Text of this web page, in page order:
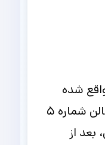
شده
است؟ سالن میلاد واقع در پارکینگ غربی نمایشگاه بین‌المللی تهران و وسط خیابان فردوسی و بهشتی در نزدیکی سالن خلیج فارس، جنوب سالن شماره ۵
از